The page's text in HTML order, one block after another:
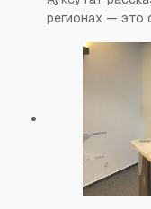
регионах — это